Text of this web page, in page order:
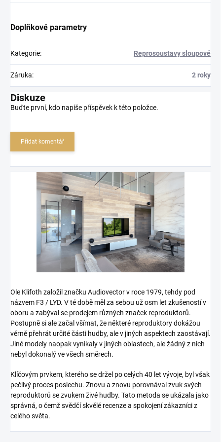
Doplňkové parametry
Kategorie: Reprosoustavy sloupové
Záruka: 2 roky
Diskuze
Buďte první, kdo napíše příspěvek k této položce.
Přidat komentář
Ole Klifoth založil značku Audiovector v roce 1979, tehdy pod
názvem F3 / LYD. V té době měl za sebou už osm let zkušeností v
oboru a zabýval se prodejem různých značek reproduktorů.
Postupně si ale začal všímat, že některé reproduktory dokážou
věrně přehrát určité části hudby, ale v jiných aspektech zaostávají.
Jiné modely naopak vynikaly v jiných oblastech, ale žádný z nich
nebyl dokonalý ve všech směrech.
Klíčovým prvkem, kterého se držel po celých 40 let vývoje, byl však
pečlivý proces poslechu. Znovu a znovu porovnával zvuk svých
reproduktorů se zvukem živé hudby. Tato metoda se ukázala jako
správná, o čemž svědčí skvělé recenze a spokojení zákazníci z
celého světa.